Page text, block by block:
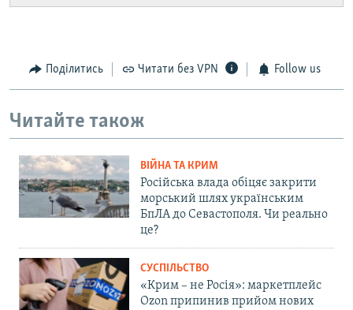
Поділитись Читати без VPN Follow us
Читайте також
ВІЙНА ТА КРИМ
Російська влада обіцяє закрити
морський шлях українським
БпЛА до Севастополя. Чи реально
це?
СУСПІЛЬСТВО
«Крим – не Росія»: маркетплейс
Ozon припинив прийом нових